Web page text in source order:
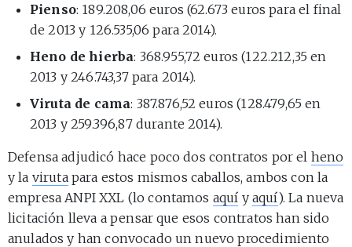
Pienso: 189.208,06 euros (62.673 euros para el final
de 2013 y 126.535,06 para 2014).
Heno de hierba: 368.955,72 euros (122.212,35 en
2013 y 246.743,37 para 2014).
Viruta de cama: 387.876,52 euros (128.479,65 en
2013 y 259.396,87 durante 2014).
Defensa adjudicó hace poco dos contratos por el heno
y la virutapara estos mismos caballos, ambos con la
empresa ANPI XXL (lo contamos aquí y aquí). La nueva
licitación lleva a pensar que esos contratos han sido
anulados y han convocado un nuevo procedimiento